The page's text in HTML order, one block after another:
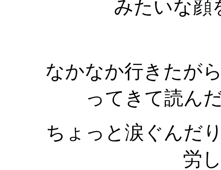
みたいな顔
なかなか行きたが
ってきて読ん
ちょっと涙ぐんだ
労